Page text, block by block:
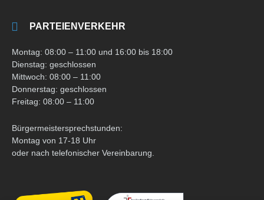
PARTEIENVERKEHR
Montag: 08:00 – 11:00 und 16:00 bis 18:00
Dienstag: geschlossen
Mittwoch: 08:00 – 11:00
Donnerstag: geschlossen
Freitag: 08:00 – 11:00
Bürgermeistersprechstunden:
Montag von 17-18 Uhr
oder nach telefonischer Vereinbarung.